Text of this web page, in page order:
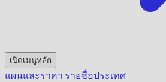
เปิดเมนูหลัก
แผนและราคา รายชื่อประเทศ